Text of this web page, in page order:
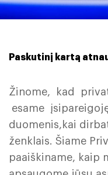
Paskutinį kartą
Žinome, kad
esame
duomenis,kai
ženklais. Šiame
paaiškiname, kaip